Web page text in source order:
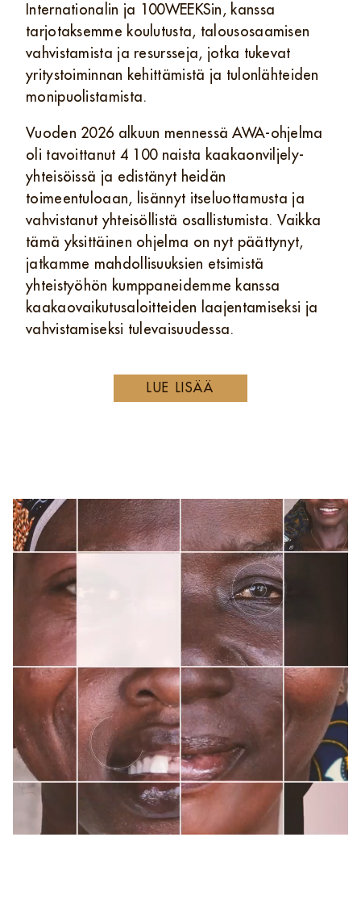
Internationalin ja 100WEEKSin, kanssa
tarjotaksemme koulutusta, talousosaamisen
vahvistamista ja resursseja, jotka tukevat
yritystoiminnan kehittämistä ja tulonlähteiden
monipuolistamista.
Vuoden 2026 alkuun mennessä AWA‑ohjelma
oli tavoittanut 4 100 naista kaakaonviljely-
yhteisöissä ja edistänyt heidän
toimeentuloaan, lisännyt itseluottamusta ja
vahvistanut yhteisöllistä osallistumista. Vaikka
tämä yksittäinen ohjelma on nyt päättynyt,
jatkamme mahdollisuuksien etsimistä
yhteistyöhön kumppaneidemme kanssa
kaakaovaikutusaloitteiden laajentamiseksi ja
vahvistamiseksi tulevaisuudessa.
LUE LISÄÄ